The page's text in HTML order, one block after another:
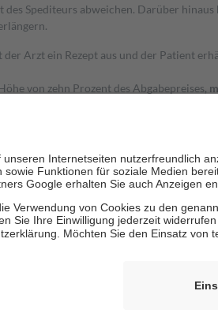
Spediteurs abweichen. Darüber
Arzt ein Rezept aus und der Patient
von zehn Prozent des Abgabepreises,
Apotheken.
Gesundheit zu stärken und die
Lebensjahr mit Ausnahme der
die von der GKV getragen werden
hc/de/articles/4419944605341